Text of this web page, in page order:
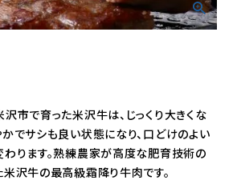
市で育った米沢牛は、じっくり大きくな
でサシも良い状態になり、口どけのよい
ります。熟練農家が高度な肥育技術の
沢牛の最高級霜降り牛肉です。